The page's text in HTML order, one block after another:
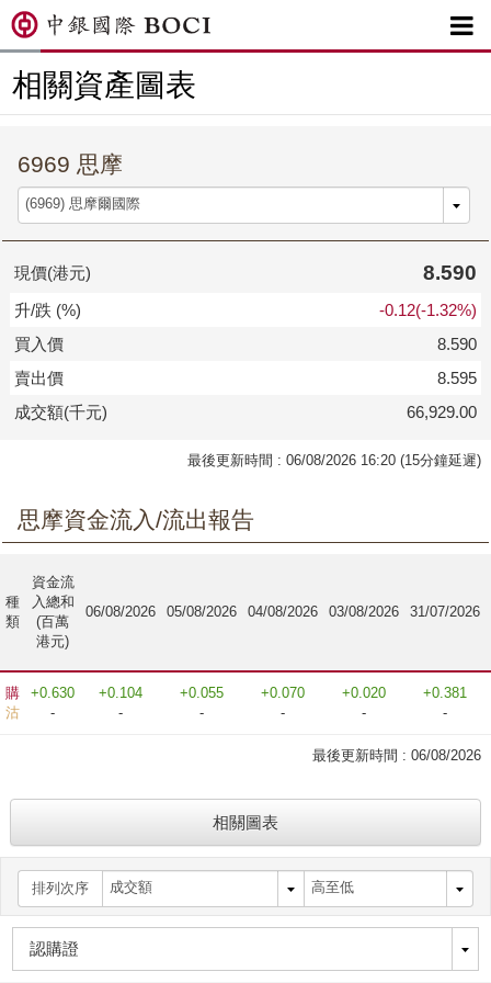

相關資產圖表
6969 思摩
現價(港元) 8.590
升/跌 (%)
-0.12(-1.32%)
買入價
8.590
賣出價
8.595
成交額(千元)
66,929.00
最後更新時間 : 06/08/2026 16:20 (15分鐘延遲)
思摩資金流入/流出報告
種
類
資金流
入總和
(百萬
港元)
06/08/2026 05/08/2026 04/08/2026 03/08/2026 31/07/2026
購
沽
+0.630
-
+0.104
-
+0.055
-
+0.070
-
+0.020
-
+0.381
-
最後更新時間 :06/08/2026
相關圖表
排列次序